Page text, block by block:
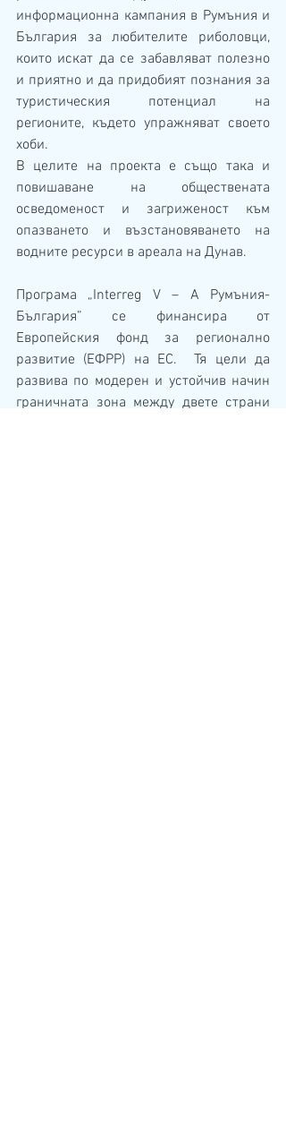
информационна кампания в Румъния и
България за любителите риболовци,
които искат да се забавляват полезно
и приятно и да придобият познания за
туристическия потенциал на
регионите, където упражняват своето
хоби.
В целите на проекта е също така и
повишаване на обществената
осведоменост и загриженост към
опазването и възстановяването на
водните ресурси в ареала на Дунав.
Програма „Interreg V – A Румъния-
България” се финансира от
Европейския фонд за регионално
развитие (ЕФРР) на ЕС.  Тя цели да
развива по модерен и устойчив начин
граничната зона между двете страни